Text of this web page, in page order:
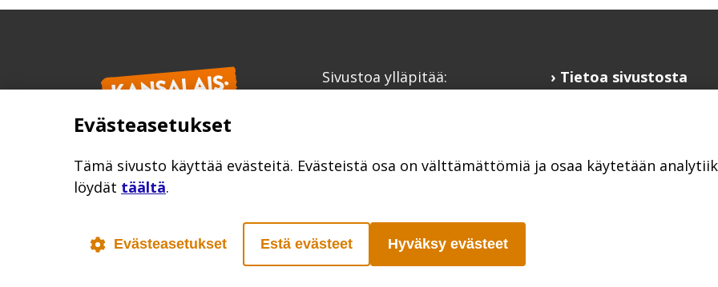
Sivustoa ylläpitää:
Tietoa sivustosta
Poutapilvi web design
Evästeasetukset
Tämä sivusto käyttää evästeitä. Evästeistä osa on välttämättömiä ja osaa käytetään
löydät täältä.
Evästeasetukset Estä evästeet Hyväksy evästeet